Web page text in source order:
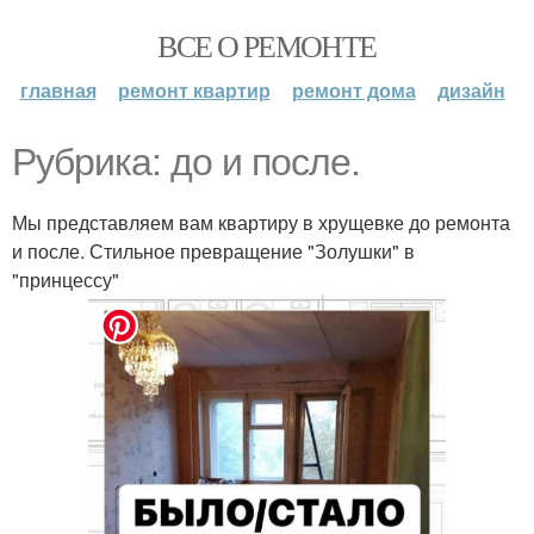
ВСЕ О РЕМОНТЕ
главная ремонт квартир ремонт дома дизайн
Рубрика: до и после.
Мы представляем вам квартиру в хрущевке до ремонта
и после. Стильное превращение "Золушки" в
"принцессу"